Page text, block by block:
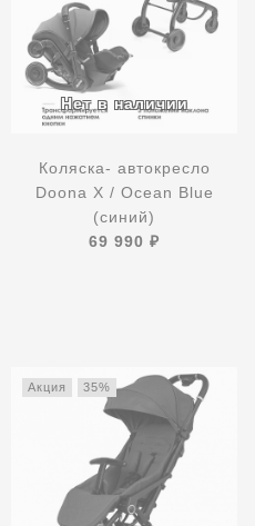
Коляска- автокресло
Doona X / Ocean Blue
(синий)
69 990 ₽
Акция 35%